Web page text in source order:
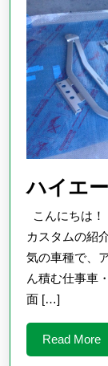
ハイエ
こんにちは
カスタムの紹
気の車種で、
ん積む仕事車
面 […]
Read More